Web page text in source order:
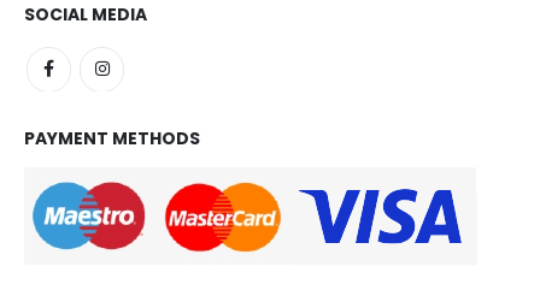
SOCIAL MEDIA
PAYMENT METHODS